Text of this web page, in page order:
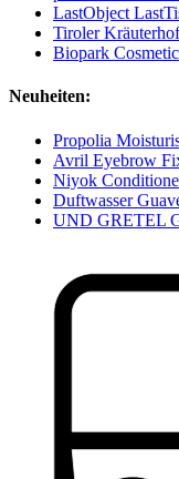
LastObject
Tiroler
Biopark
Neuheiten:
Propolia
Avril Eyebrow
Niyok
Duftwasser
UND GRETEL